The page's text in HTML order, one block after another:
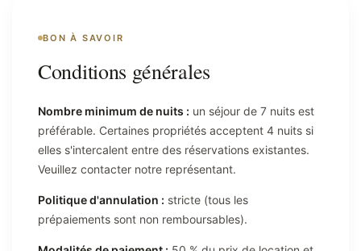
BON À SAVOIR
Conditions générales
Nombre minimum de nuits : un séjour de 7 nuits est
préférable. Certaines propriétés acceptent 4 nuits si
elles s'intercalent entre des réservations existantes.
Veuillez contacter notre représentant.
Politique d'annulation : stricte (tous les
prépaiements sont non remboursables).